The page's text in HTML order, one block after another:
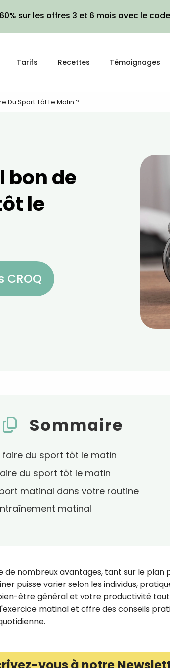
60% sur les offres 3 et 6 mois avec le
Tarifs Recettes Témoignages
Du Sport Tôt Le Matin ?
bon de
le
CROQ
Sommaire
faire du sport tôt le matin
du sport tôt le matin
matinal dans votre routine
matinal
nombreux avantages, tant sur le plan
puisse varier selon les individus,
être général et votre productivité tout
matinal et offre des conseils